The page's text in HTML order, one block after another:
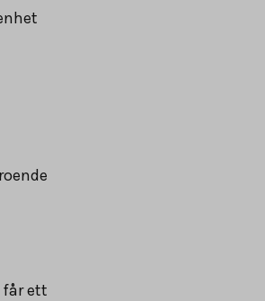
får ett